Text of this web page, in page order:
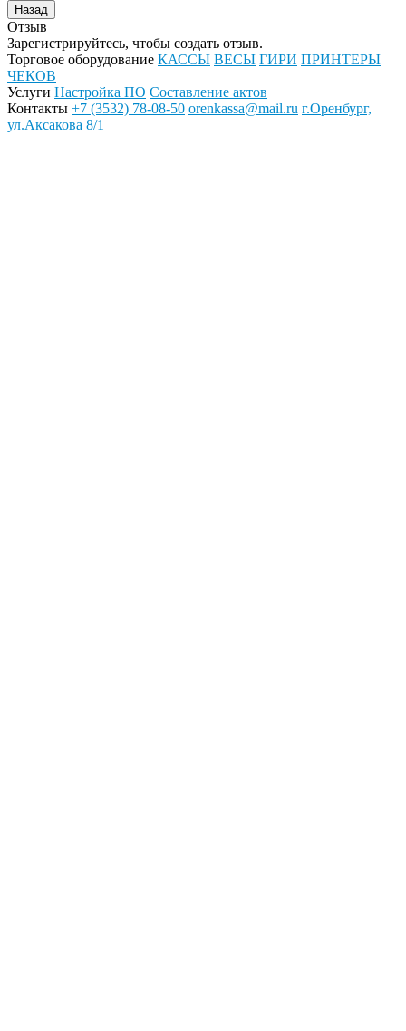
Отзыв
Зарегистрируйтесь, чтобы создать отзыв.
Торговое оборудование КАССЫ ВЕСЫ ГИРИ ПРИНТЕРЫ
ЧЕКОВ
Услуги Настройка ПО Составление актов
Контакты +7 (3532) 78-08-50 orenkassa@mail.ru г.Оренбург,
ул.Аксакова 8/1